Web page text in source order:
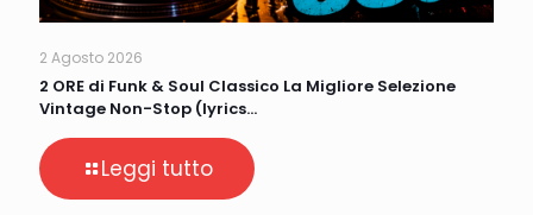
2 Agosto 2026
2 ORE di Funk & Soul Classico La Migliore Selezione
Vintage Non-Stop (lyrics…
Leggi tutto